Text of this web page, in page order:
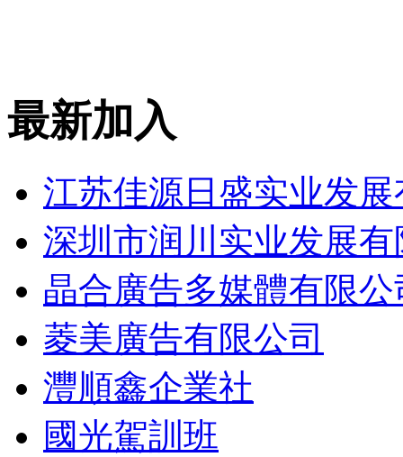
最新加入
江苏佳源日盛实业发
深圳市润川实业发展
晶合廣告多媒體有限公
菱美廣告有限公司
灃順鑫企業社
國光駕訓班